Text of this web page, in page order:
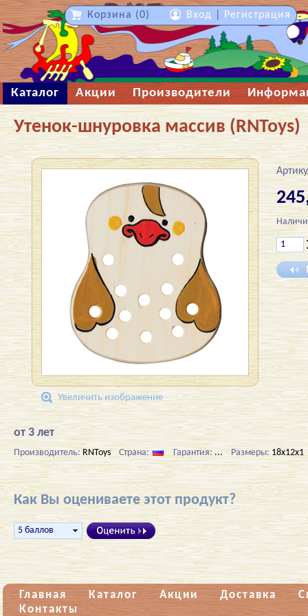
Каталог Акции Производители
Утенок-шнуровка массив (RNToys)
Увеличить изображение
от 3 лет
Производитель: RNToys Страна: Гарантия: ... Размеры: 18x12x1
Как Вы оцениваете этот продукт?
Главная Каталог Акции Доставка
Контакты
Корзина (0) Вход Регистрация